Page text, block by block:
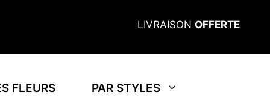
LIVRAISON OFFERTE
FLEURS PAR STYLES